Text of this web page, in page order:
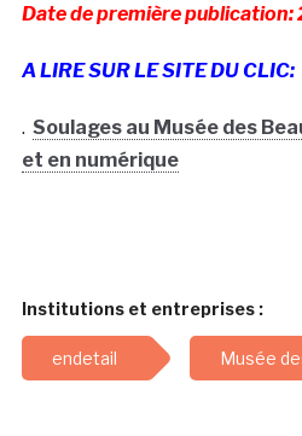
Date de première
A LIRE SUR LE SITE DU CLIC:
. Soulages au Musée des
et en numérique
Institutions et entreprises :
endetail Musée